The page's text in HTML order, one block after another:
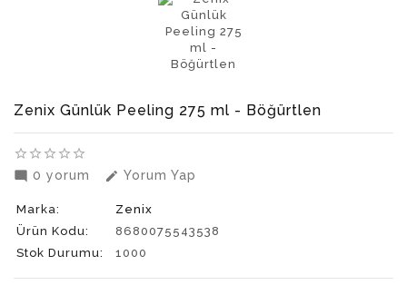
Zenix Günlük Peeling 275 ml - Böğürtlen
star_border star_border star_border star_border star_border
mode_comment 0 yorum edit Yorum Yap
Marka:
Zenix
Ürün Kodu:
8680075543538
Stok Durumu:
1000